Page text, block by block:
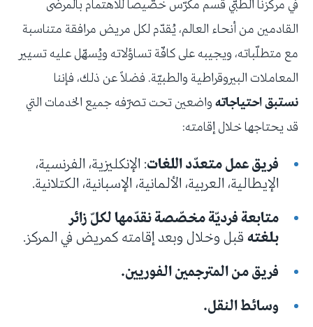
في مركزنا الطبّي قسم مكرّس خصّيصاً للاهتمام بالمرضى
القادمين من أنحاء العالم، يُقدّم لكل مريض مرافقة متناسبة
مع متطلّباته، ويجيبه على كافّة تساؤلاته ويُسهّل عليه تسيير
المعاملات البيروقراطية والطبيّة. فضلاً عن ذلك، فإننا
نستبق احتياجاتهواضعين تحت تصرّفه جميع الخدمات التي
قد يحتاجها خلال إقامته:
فريق عمل متعدّد اللغات: الإنكليزية، الفرنسية،
الإيطالية، العربية، الألمانية، الإسبانية، الكتلانية.
متابعة فرديّة مخصّصة نقدّمها لكلّ زائر
بلغتهقبل وخلال وبعد إقامته كمريض في المركز.
فريق من المترجمين الفوريين.
وسائط النقل.